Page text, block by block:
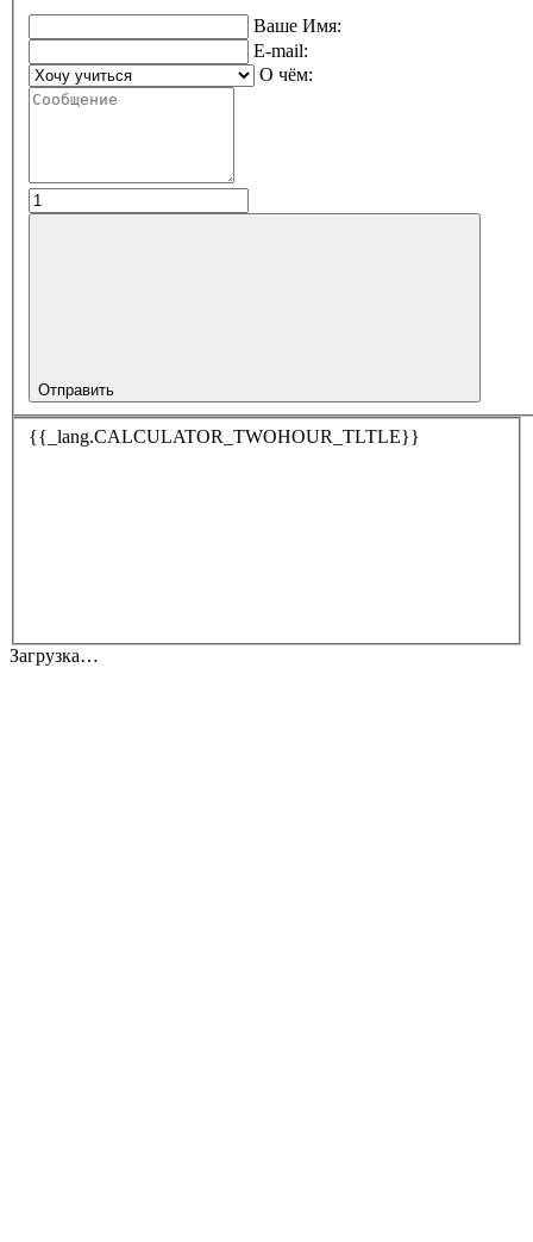
Ваше Имя:
E-mail:
О чём:
Отправить
{{_lang.CALCULATOR_TWOHOUR_TLTLE}}
Загрузка…